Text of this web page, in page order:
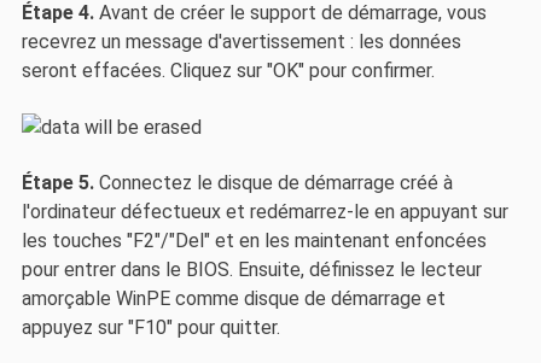
Étape 4. Avant de créer le support de démarrage, vous
recevrez un message d'avertissement : les données
seront effacées. Cliquez sur "OK" pour confirmer.
Étape 5. Connectez le disque de démarrage créé à
l'ordinateur défectueux et redémarrez-le en appuyant sur
les touches "F2"/"Del" et en les maintenant enfoncées
pour entrer dans le BIOS. Ensuite, définissez le lecteur
amorçable WinPE comme disque de démarrage et
appuyez sur "F10" pour quitter.